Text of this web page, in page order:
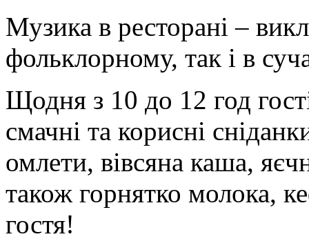
Музика в ресторані –
фольклорному, так і в
Щодня з 10 до 12 год
смачні та корисні
омлети, вівсяна каша,
також горнятко молока,
гостя!